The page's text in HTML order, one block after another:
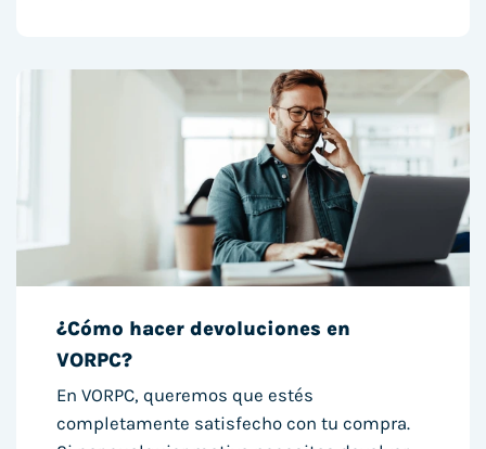
¿Cómo hacer devoluciones en
VORPC?
En VORPC, queremos que estés
completamente satisfecho con tu compra.